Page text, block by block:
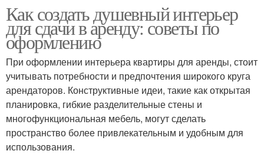
Как создать душевный интерьер
для сдачи в аренду: советы по
оформлению
При оформлении интерьера квартиры для аренды, стоит
учитывать потребности и предпочтения широкого круга
арендаторов. Конструктивные идеи, такие как открытая
планировка, гибкие разделительные стены и
многофункциональная мебель, могут сделать
пространство более привлекательным и удобным для
использования.